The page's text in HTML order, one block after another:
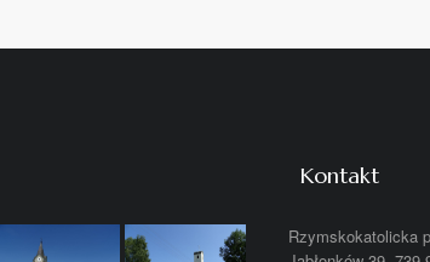
Kontakt
Rzymskokatolicka